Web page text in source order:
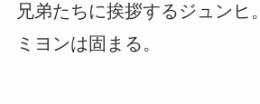
兄弟たちに挨拶するジュンヒ。
ミヨンは固まる。